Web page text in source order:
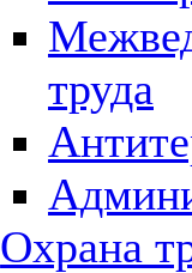
труда
Охрана